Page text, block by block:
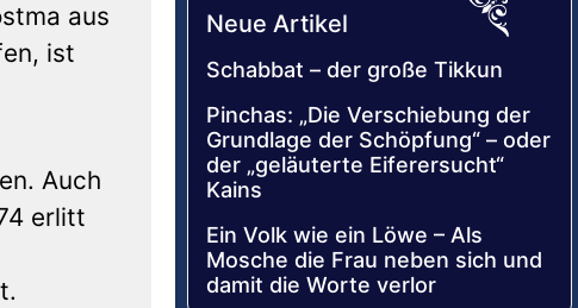
aus
ist
Auch
erlitt
Neue Artikel
Schabbat – der große Tikkun
Pinchas: „Die Verschiebung der
Grundlage der Schöpfung“ – oder
der „geläuterte Eiferersucht“
Kains
Ein Volk wie ein Löwe – Als
Mosche die Frau neben sich und
damit die Worte verlor